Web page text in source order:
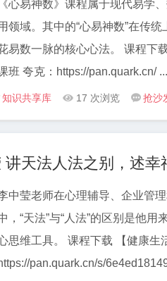
《心易神数》课程属于现代易学
领域。其中的“心易神数”在传
数一脉的核心心法。 课程下载 彭心融老师《心易神数》时空能量预测学网络授
课班 夸克：https://pan.quark.cn/ ...
知识共享库  17 次浏览  抢沙
讲天法人法之别，述幸
中莹老师在心理辅导、企业管
，“天法”与“人法”的区别是他
工具。 课程下载 【健康生活】李中莹 讲天法人法之别幸福人生之道 夸克：
pan.quark.cn/s/